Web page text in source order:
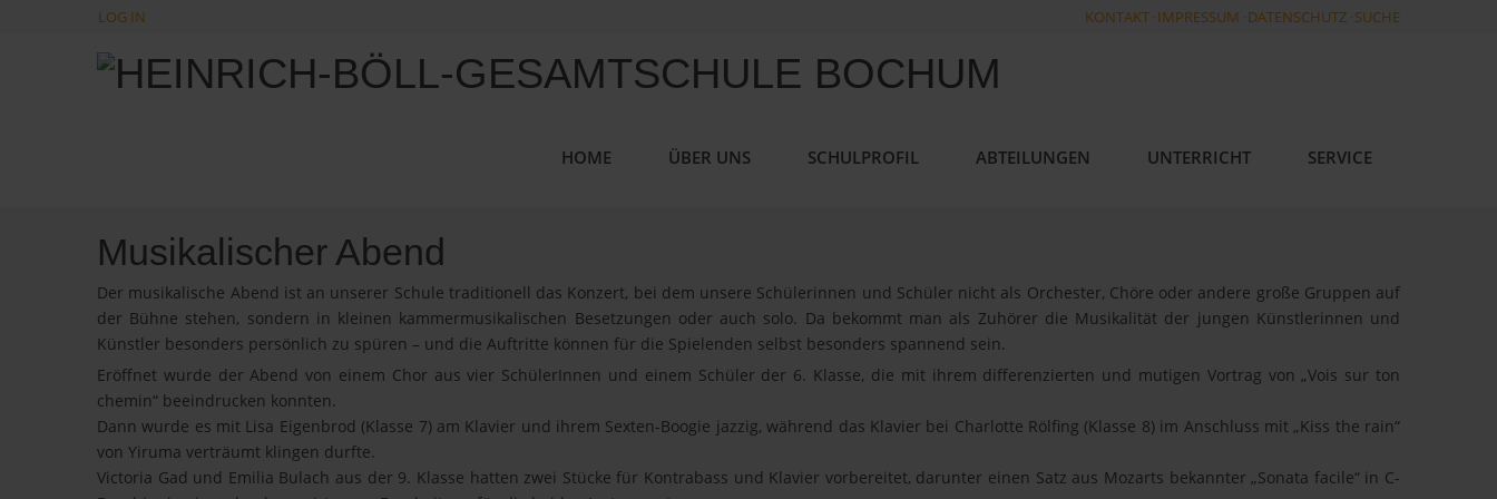
LOG IN KONTAKT IMPRESSUM DATENSCHUTZ SUCHE
HOME ÜBER UNS SCHULPROFIL ABTEILUNGEN UNTERRICHT SERVICE
Musikalischer Abend
Der musikalische Abend ist an unserer Schule traditionell das Konzert, bei dem unsere Schülerinnen und Schüler nicht als Orchester, Chöre oder andere große Gruppen auf
der Bühne stehen, sondern in kleinen kammermusikalischen Besetzungen oder auch solo. Da bekommt man als Zuhörer die Musikalität der jungen Künstlerinnen und
Künstler besonders persönlich zu spüren – und die Auftritte können für die Spielenden selbst besonders spannend sein.
Eröffnet wurde der Abend von einem Chor aus vier SchülerInnen und einem Schüler der 6. Klasse, die mit ihrem differenzierten und mutigen Vortrag von „Vois sur ton
chemin“ beeindrucken konnten.
Dann wurde es mit Lisa Eigenbrod (Klasse 7) am Klavier und ihrem Sexten-Boogie jazzig, während das Klavier bei Charlotte Rölfing (Klasse 8) im Anschluss mit „Kiss the rain“
von Yiruma verträumt klingen durfte.
Victoria Gad und Emilia Bulach aus der 9. Klasse hatten zwei Stücke für Kontrabass und Klavier vorbereitet, darunter einen Satz aus Mozarts bekannter „Sonata facile“ in C-